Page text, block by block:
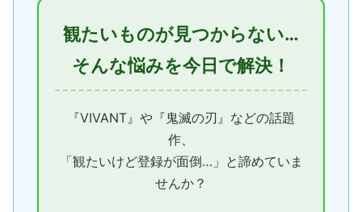
観たいものが見つからない…
そんな悩みを今日で解決！
『VIVANT』や『鬼滅の刃』などの話題
作、
「観たいけど登録が面倒…」と諦めていま
せんか？